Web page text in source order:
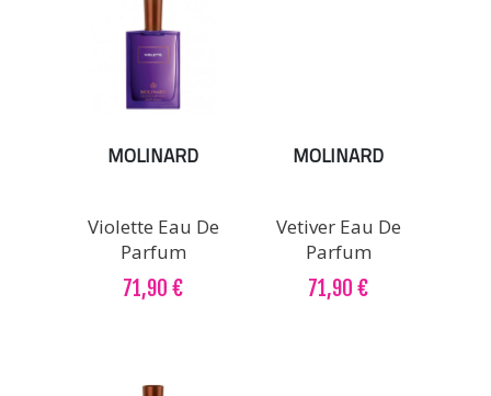
MOLINARD
Violette Eau De
Parfum
71,90 €
MOLINARD
Vetiver Eau De
Parfum
71,90 €